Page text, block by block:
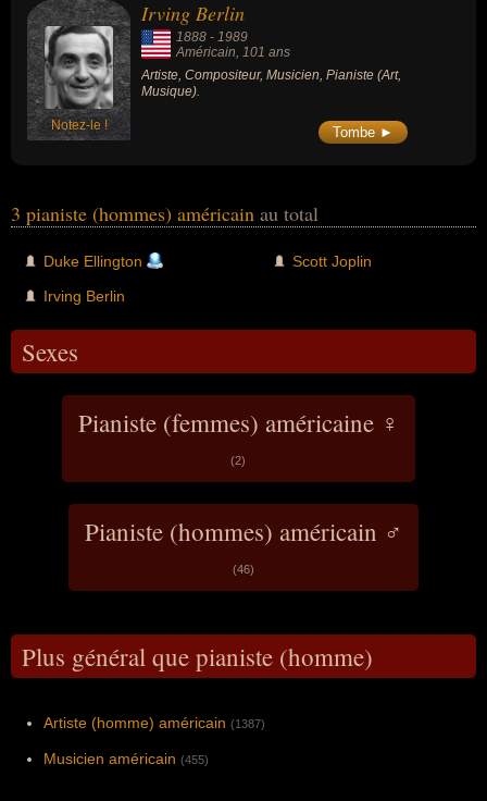
Notez-le !
Irving Berlin
1888 - 1989
Américain, 101 ans
Artiste, Compositeur, Musicien, Pianiste (Art,
Musique).
Tombe ►
3 pianiste (hommes) américain au total
Duke Ellington
Irving Berlin
Scott Joplin
Sexes
Pianiste (femmes) américaine ♀
(2)
Pianiste (hommes) américain ♂
(46)
Plus général que pianiste (homme)
Artiste (homme) américain (1387)
Musicien américain (455)